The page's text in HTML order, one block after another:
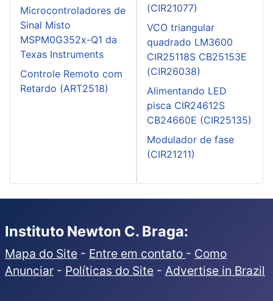
Microcontroladores de
Sinal Misto
MSPM0G352x-Q1 da
Texas Instruments
Controle Remoto com
Retardo (ART2518)
(CIR21077)
VCO triangular
quadrado LM3600
CIR25118S CB25153E
(CIR26038)
Alimentando LED
pisca CIR24612S
CB24660E (CIR25135)
Modulador de fase
(CIR21211)
Instituto Newton C. Braga:
Mapa do Site - Entre em contato - Como
Anunciar - Políticas do Site - Advertise in Brazil